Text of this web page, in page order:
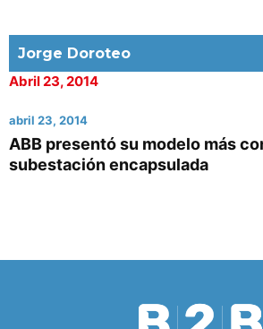
Jorge Doroteo
Abril 23, 2014
abril 23, 2014
ABB presentó su modelo más
subestación encapsulada